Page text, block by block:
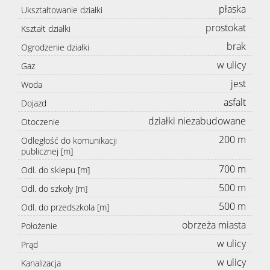
Ukształtowanie działki płaska
Kształt działki prostokat
Ogrodzenie działki brak
Gaz w ulicy
Woda jest
Dojazd asfalt
Otoczenie działki niezabudowane
Odległość do komunikacji
publicznej [m]
200 m
Odl. do sklepu [m] 700 m
Odl. do szkoły [m] 500 m
Odl. do przedszkola [m] 500 m
Położenie obrzeża miasta
Prąd w ulicy
Kanalizacja w ulicy